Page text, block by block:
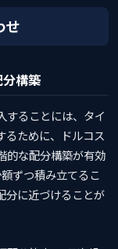
せ
構築
することには、タイ
るために、ドルコス
的な配分構築が有効
ずつ積み立てるこ
分に近づけることが